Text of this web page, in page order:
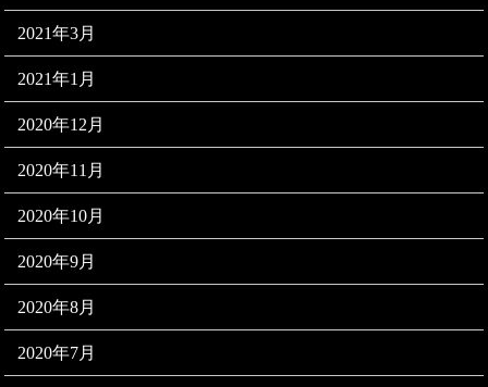
2021年3月
2021年1月
2020年12月
2020年11月
2020年10月
2020年9月
2020年8月
2020年7月